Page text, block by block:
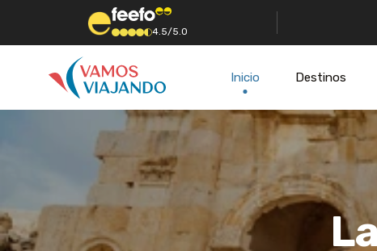
4.5/5.0
Inicio Destinos